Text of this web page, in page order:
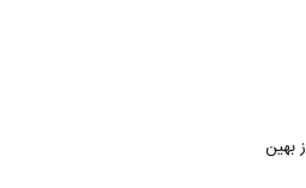
بهین